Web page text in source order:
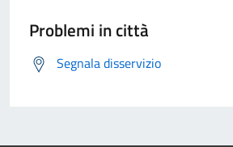
Problemi in città
Segnala disservizio